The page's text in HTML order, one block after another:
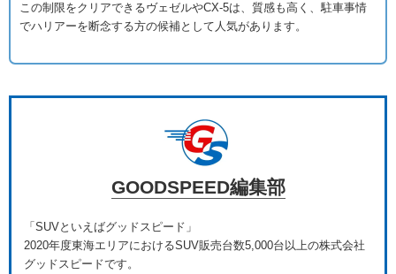
この制限をクリアできるヴェゼルやCX-5は、質感も高く、駐車事情
でハリアーを断念する方の候補として人気があります。
GOODSPEED編集部
「SUVといえばグッドスピード」
2020年度東海エリアにおけるSUV販売台数5,000台以上の株式会社
グッドスピードです。